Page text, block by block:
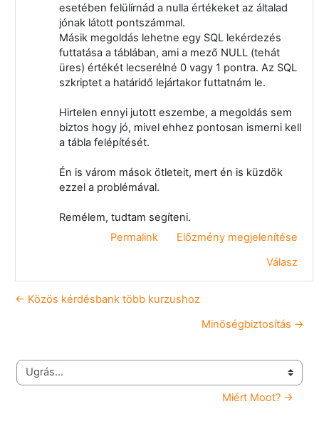
esetében felülírnád a nulla értékeket az általad
jónak látott pontszámmal.
Másik megoldás lehetne egy SQL lekérdezés
futtatása a táblában, ami a mező NULL (tehát
üres) értékét lecserélné 0 vagy 1 pontra. Az SQL
szkriptet a határidő lejártakor futtatnám le.
Hirtelen ennyi jutott eszembe, a megoldás sem
biztos hogy jó, mivel ehhez pontosan ismerni kell
a tábla felépítését.
Én is várom mások ötleteit, mert én is küzdök
ezzel a problémával.
Remélem, tudtam segíteni.
Permalink
Előzmény megjelenítése
Válasz
← Közös kérdésbank több kurzushoz
Minőségbiztosítás →
Ugrás...
Miért Moot? →